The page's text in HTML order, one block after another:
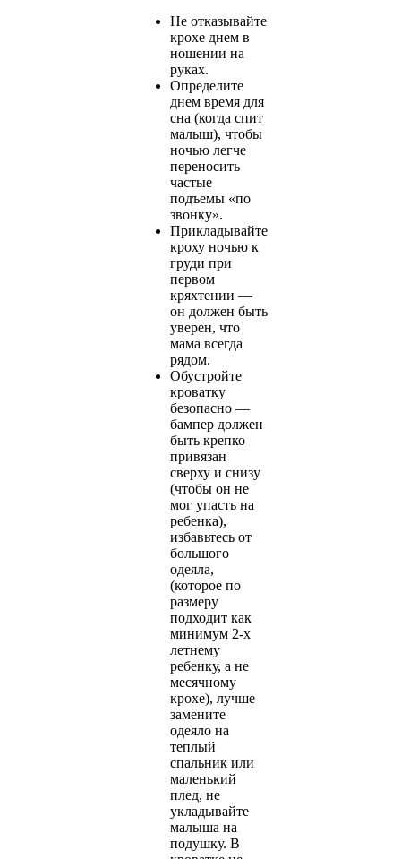
Не отказывайте
крохе днем в
ношении на
руках.
Определите
днем время для
сна (когда спит
малыш), чтобы
ночью легче
переносить
частые
подъемы «по
звонку».
Прикладывайте
кроху ночью к
груди при
первом
кряхтении —
он должен быть
уверен, что
мама всегда
рядом.
Обустройте
кроватку
безопасно —
бампер должен
быть крепко
привязан
сверху и снизу
(чтобы он не
мог упасть на
ребенка),
избавьтесь от
большого
одеяла,
(которое по
размеру
подходит как
минимум 2-х
летнему
ребенку, а не
месячному
крохе), лучше
замените
одеяло на
теплый
спальник или
маленький
плед, не
укладывайте
малыша на
подушку. В